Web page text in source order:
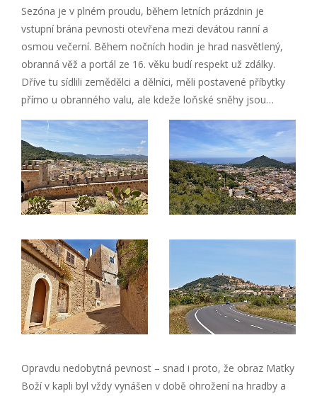
Sezóna je v plném proudu, během letních prázdnin je
vstupní brána pevnosti otevřena mezi devátou ranní a
osmou večerní. Během nočních hodin je hrad nasvětlený,
obranná věž a portál ze 16. věku budí respekt už zdálky.
Dříve tu sídlili zemědělci a dělníci, měli postavené příbytky
přímo u obranného valu, ale kdeže loňské sněhy jsou…
Opravdu nedobytná pevnost – snad i proto, že obraz Matky
Boží v kapli byl vždy vynášen v době ohrožení na hradby a